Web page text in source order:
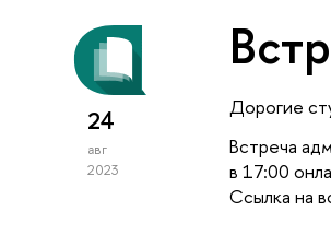
24
авг
2023
Дорогие
Встреча
в 17:00
Ссылка на